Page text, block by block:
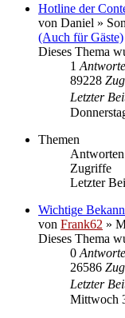
Hotline der
von Daniel »
(Auch für Gäste)
Dieses Thema
1
89228
Letzter
Themen
Antworten
Zugriffe
Letzter
Wichtige
von Frank62 »
Dieses Thema
0
26586
Letzter
Mittwoch